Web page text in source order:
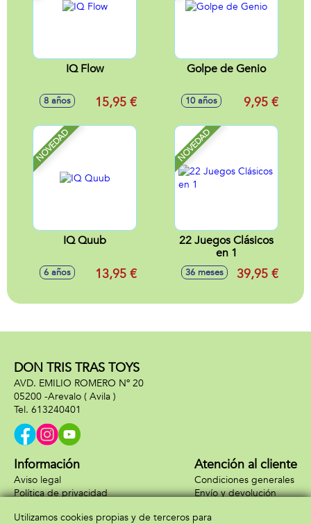
IQ Flow
8 años 15,95 €
Golpe de Genio
10 años 9,95 €
NOVEDAD
IQ Quub
6 años 13,95 €
NOVEDAD
22 Juegos Clásicos
en 1
36 meses 39,95 €
DON TRIS TRAS TOYS
AVD. EMILIO ROMERO Nº 20
05200 -Arevalo ( Avila )
613240401
Información
Aviso legal
Política de privacidad
Atención al cliente
Condiciones generales
Envío y devolución
Utilizamos cookies propias y de terceros para